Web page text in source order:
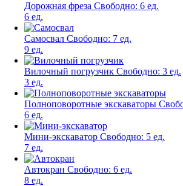
Дорожная фреза Свободно: 6 ед.
6 ед.
Самосвал Свободно: 7 ед.
9 ед.
Вилочный погрузчик Свободно: 3 ед.
3 ед.
Полноповоротные экскаваторы
6 ед.
Мини-экскаватор Свободно: 5 ед.
7 ед.
Автокран Свободно: 6 ед.
8 ед.